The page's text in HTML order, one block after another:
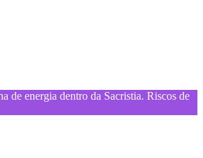
de energia dentro da Sacristia. Riscos de